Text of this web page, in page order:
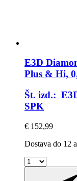
E3D
Plus & Hi,
Št. izd.:
SPK
€ 152,99
Dostava do 12